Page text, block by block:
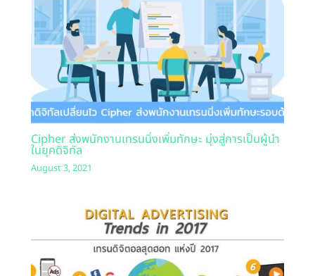
Cipher ส่งพนักงานเทรนนิ่งเพิ่มทักษะ มุ่งสู่การเป็นผู้นำ
ในยุคดิจิทัล
August 3, 2021